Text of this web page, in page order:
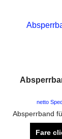
netto
Absperrband
Fare